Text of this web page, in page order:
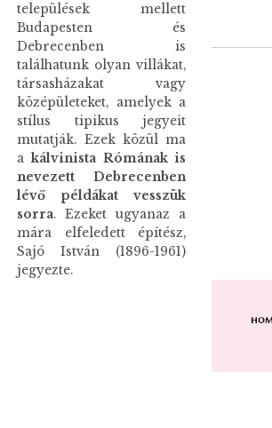
települések mellett
Budapesten és
Debrecenben is
találhatunk olyan villákat,
társasházakat vagy
középületeket, amelyek a
stílus tipikus jegyeit
mutatják. Ezek közül ma
akálvinista Rómának is
nevezett Debrecenben
lévő példákat vesszük
sorra. Ezeket ugyanaz a
mára elfeledett építész,
Sajó István (1896-1961)
jegyezte.